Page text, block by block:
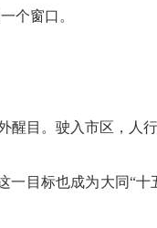
个窗口。
醒目。驶入市区，人
一目标也成为大同“十